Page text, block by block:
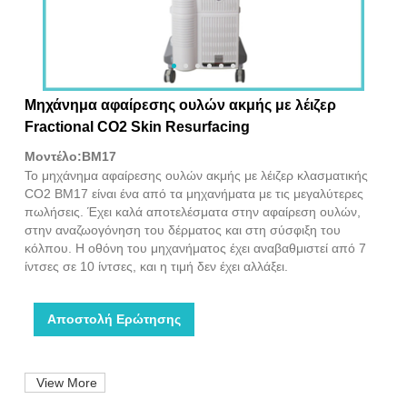
Μηχάνημα αφαίρεσης ουλών ακμής με λέιζερ
Fractional CO2 Skin Resurfacing
Μοντέλο:BM17
Το μηχάνημα αφαίρεσης ουλών ακμής με λέιζερ κλασματικής
CO2 BM17 είναι ένα από τα μηχανήματα με τις μεγαλύτερες
πωλήσεις. Έχει καλά αποτελέσματα στην αφαίρεση ουλών,
στην αναζωογόνηση του δέρματος και στη σύσφιξη του
κόλπου. Η οθόνη του μηχανήματος έχει αναβαθμιστεί από 7
ίντσες σε 10 ίντσες, και η τιμή δεν έχει αλλάξει.
Αποστολή Ερώτησης
View More